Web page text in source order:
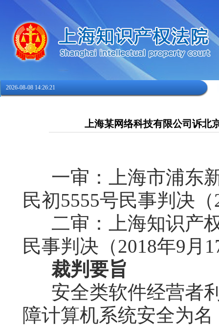
2026-08-08 14:26:23
上海某网络科技有限公司诉北
一审：上海市浦东
民初5555号民事判决
二审：上海知识产
民事判决（2018年9月
裁判要旨
安全类软件经营者
障计算机系统安全为